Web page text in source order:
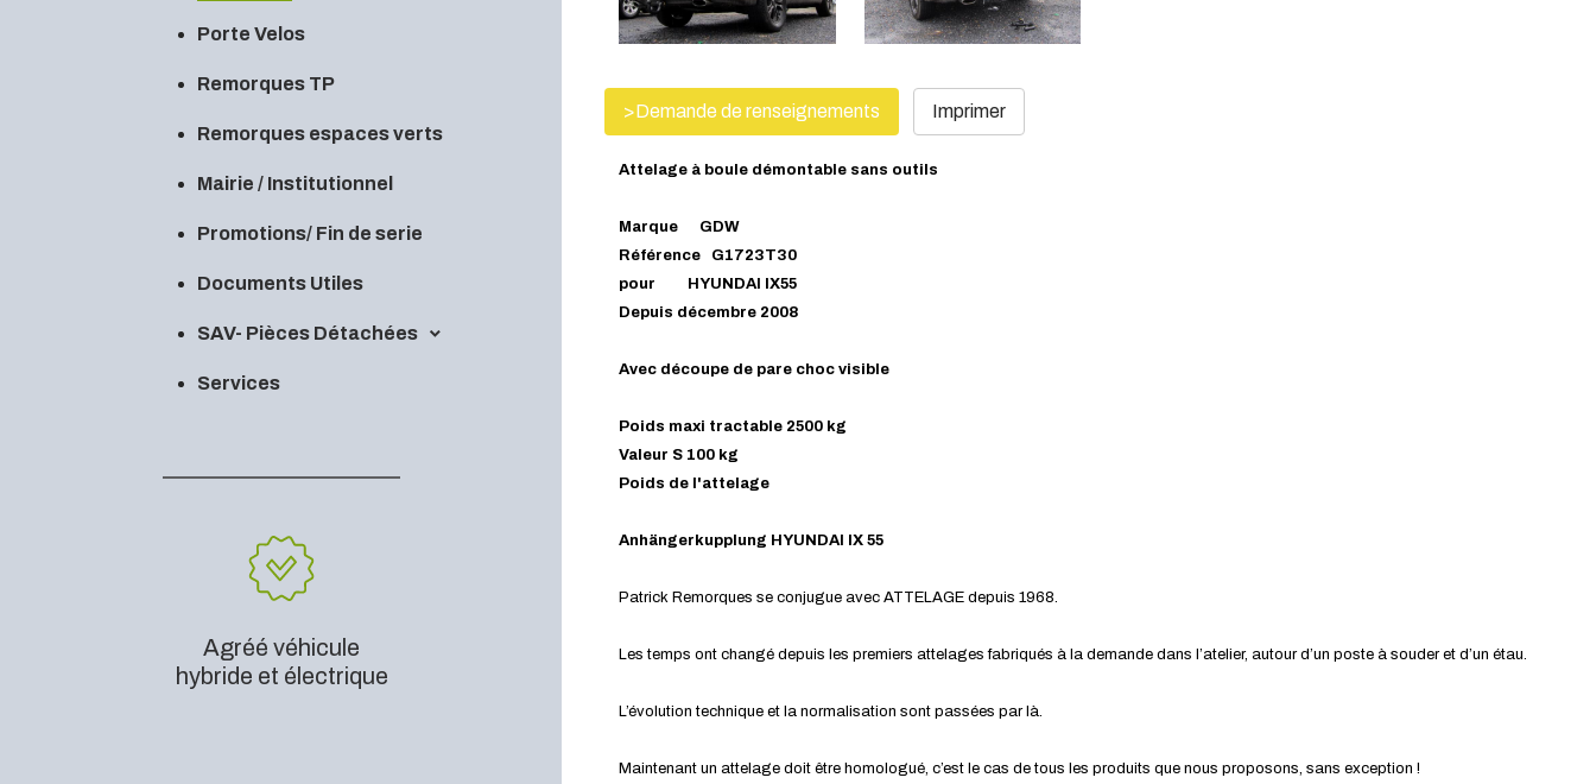
Porte Velos
Remorques TP
Remorques espaces verts
Mairie / Institutionnel
Promotions/ Fin de serie
Documents Utiles
SAV- Pièces Détachées
Services
Agréé véhicule
hybride et électrique
>Demande de renseignements Imprimer
Attelage à boule démontable sans outils
Marque GDW
Référence G1723T30
pour HYUNDAI IX55
Depuis décembre 2008
Avec découpe de pare choc visible
Poids maxi tractable 2500 kg
Valeur S 100 kg
Poids de l'attelage
Anhängerkupplung HYUNDAI IX 55
Patrick Remorques se conjugue avec ATTELAGE depuis 1968.
Les temps ont changé depuis les premiers attelages fabriqués à la demande dans l’atelier, autour d’un poste à souder et d’un étau.
L’évolution technique et la normalisation sont passées par là.
Maintenant un attelage doit être homologué, c’est le cas de tous les produits que nous proposons, sans exception !